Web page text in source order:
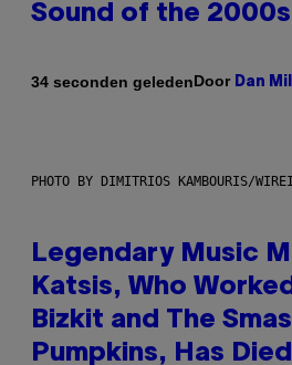
Sound of the 2000s
34 seconden geledenDoor Dan
PHOTO BY DIMITRIOS KAMBOURIS/
Legendary Music
Katsis, Who
Bizkit and The
Pumpkins, Has Died